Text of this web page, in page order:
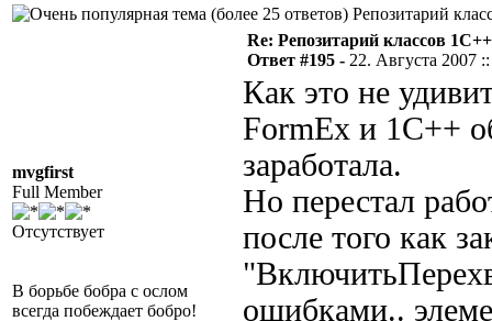
Репозитарий
mvgfirst
Full Member
Отсутствует
В борьбе бобра с ослом
всегда побеждает бобро!
Re: Репозитарий классов
Ответ #195 - 22. Августа 2007
Как это не
FormEx и 1С++
заработала.
Но перестал
после того как
ошибками..